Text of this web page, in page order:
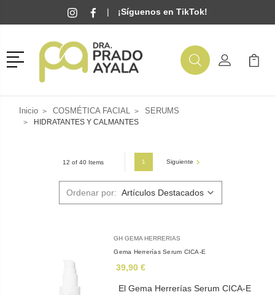
| ¡Síguenos en TikTok!
Menú
BuscarMi Cuenta
Mi
Inicio COSMÉTICA FACIAL SERUMS
HIDRATANTES Y CALMANTES
12 of 40 Items 1 Siguiente
Ordenar por:
GH GEMA HERRERIAS
Gema Herrerías Serum CICA-E
39,90 €
El Gema Herrerías Serum CICA-E